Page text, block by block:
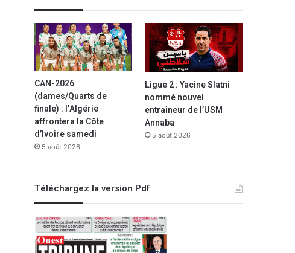
CAN-2026
(dames/Quarts de
finale) : l’Algérie
affrontera la Côte
d’Ivoire samedi
5 août 2026
Ligue 2 : Yacine Slatni
nommé nouvel
entraîneur de l’USM
Annaba
5 août 2026
Téléchargez la version Pdf